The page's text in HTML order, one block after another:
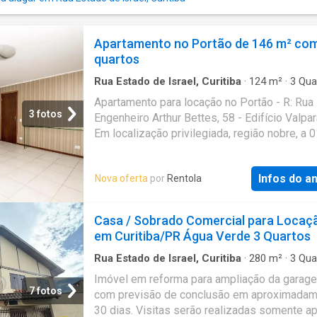
gavetas. - uma banco em madeira. - uma
Cozinha/área de serviço -armário em toda
na parede da pia. -geladeira duplex -fogão
forno micro-ondas. -filtr
3 fotos
Apartamento no Portão de 146 m²
quartos
Rua Estado de Israel, Curitiba · 124m² · 3
das crianças·Sala de jogos
Apartamento para locação no Portão - R: Rua
Engenheiro Arthur Bettes, 58 - Edifício
Em localização privilegiada, região nobre, a
acesso ao centro de Curitiba, vasto
ao entorno. Apartamento com área total de
distribuídos em: Ampla sala de estar e
de granito e box, cozinha com armários
geladeira e fogão. Ampla área de serviço com
armários e dispensa. 01 vaga de garagem
para carro. CONDOMÍNIO: Portaria, sala de
salão de festas e playground. Seguro,
tranquilo. - O primeiro aluguel é pago pelo
Nova oferta por Rentola Infos do
7 fotos
Casa / Sobrado Comercial para
em Curitiba/PR Água Verde 3 Quartos
Rua Estado de Israel, Curitiba · 280 m² · 3
Casa
Churrasqueira
Imóvel em reforma para ampliação da
com previsão de conclusão em
30 dias. Visitas serão realizadas somente